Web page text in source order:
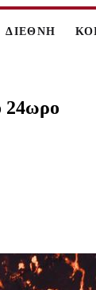
ΔΙΕΘΝΗ
24ωρο